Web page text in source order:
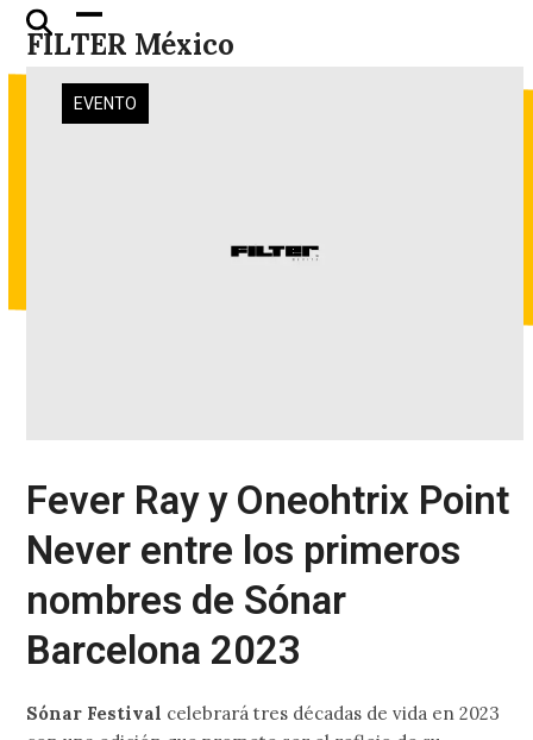
Skip
content
FILTER México
Open
mobile
menu
Close
mobile
menu
EVENTO
Fever Ray y Oneohtrix Point
Never entre los primeros
nombres de Sónar
Barcelona 2023
Sónar Festival celebrará tres décadas de vida en 2023